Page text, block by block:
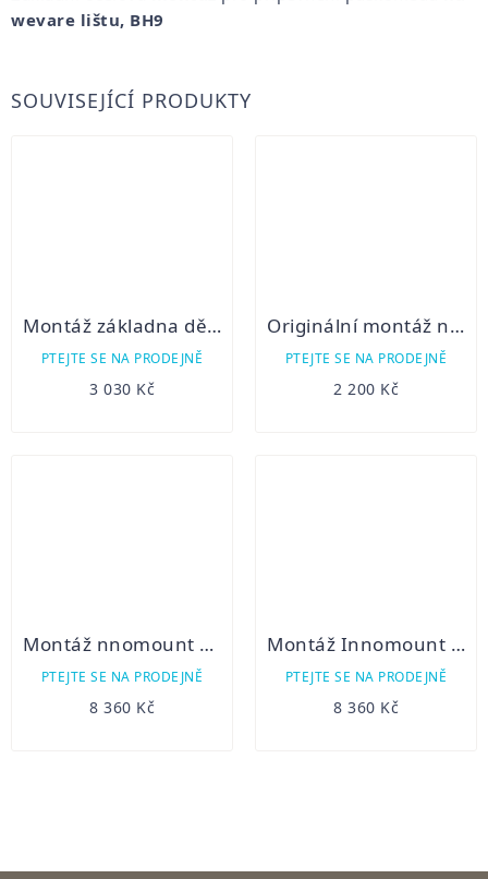
wevare lištu, BH9
SOUVISEJÍCÍ PRODUKTY
Montáž základna dělená weaver UNI compact
PTEJTE SE NA PRODEJNĚ
3 030 Kč
Originální montáž na Weaver pro HIKMICRO Thunder, Panther a Cheetah
PTEJTE SE NA PRODEJNĚ
2 200 Kč
Montáž nnomount na Blaser -Pard 008S +SA
PTEJTE SE NA PRODEJNĚ
8 360 Kč
Montáž Innomount na weaver lištu, Strasser -pro Digex
PTEJTE SE NA PRODEJNĚ
8 360 Kč